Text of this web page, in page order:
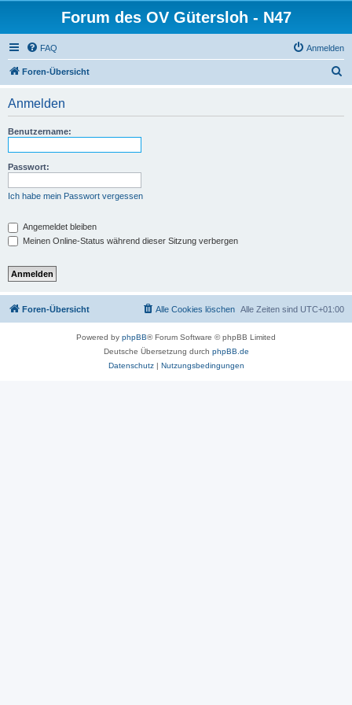
Forum des OV Gütersloh - N47
FAQ Anmelden
Foren-Übersicht
Anmelden
Benutzername:
Passwort:
Ich habe mein Passwort vergessen
Angemeldet bleiben
Meinen Online-Status während dieser Sitzung verbergen
Foren-Übersicht Alle Zeiten sind UTC+01:00
Alle Cookies löschen
Powered by phpBB® Forum Software © phpBB Limited
Deutsche Übersetzung durch phpBB.de
Datenschutz| Nutzungsbedingungen